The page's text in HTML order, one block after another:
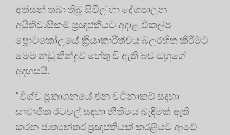
අත්සන් තබා තිබූ සිවිල් හා දේශපාලන
අයිතිවාසිකම් ප‍්‍රඥප්තියට අදාළ විකල්ප
ප්‍රොටකෝලයේ ක‍්‍රියාකාරීත්වය බලරහිත කිරීමට
මෙම නඩු තීන්දුව හේතු වී ඇති බව ඔහුගේ
අදහසයි.
“විශ්ව ප‍්‍රකාශනයේ එන වටිනාකම් සඳහා
සාමාජික රටවල් සඳහා නීතිමය බැඳීමක් ඇති
කරන ජාත්‍යන්තර ප‍්‍රඥප්තියක් කරළියට ආවේ